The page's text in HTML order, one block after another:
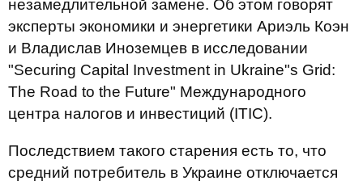
незамедлительной замене. Об этом говорят
эксперты экономики и энергетики Ариэль Коэн
и Владислав Иноземцев в исследовании
"Securing Capital Investment in Ukraine"s Grid:
The Road to the Future" Международного
центра налогов и инвестиций (ІТІС).
Последствием такого старения есть то, что
средний потребитель в Украине отключается